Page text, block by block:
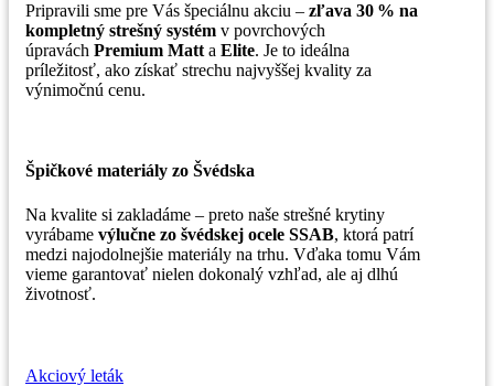
Pripravili sme pre Vás špeciálnu akciu – zľava 30 % na
kompletný strešný systém v povrchových
úpravách Premium Matt a Elite. Je to ideálna
príležitosť, ako získať strechu najvyššej kvality za
výnimočnú cenu.
Špičkové materiály zo Švédska
Na kvalite si zakladáme – preto naše strešné krytiny
vyrábame výlučne zo švédskej ocele SSAB, ktorá patrí
medzi najodolnejšie materiály na trhu. Vďaka tomu Vám
vieme garantovať nielen dokonalý vzhľad, ale aj dlhú
životnosť.
Akciový leták